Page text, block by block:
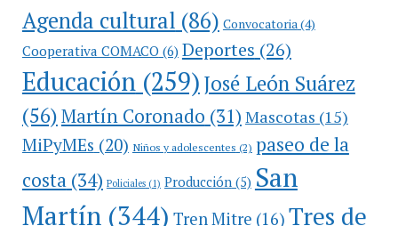
Agenda cultural (86) Convocatoria (4)
Cooperativa COMACO(6) Deportes (26)
Educación(259)José León Suárez
(56)Martín Coronado (31) Mascotas (15)
MiPyMEs (20) Niños y adolescentes (2) paseo de la
costa(34) Policiales(1) Producción(5) San
Martín(344) Tren Mitre (16) Tres de